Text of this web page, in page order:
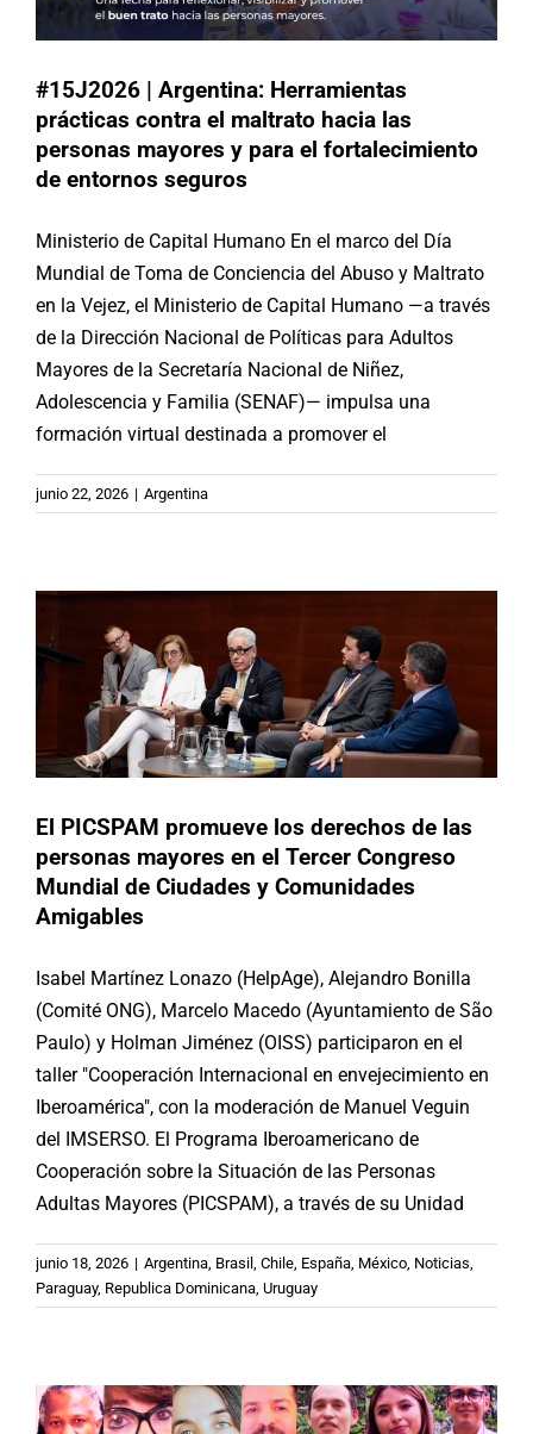
#15J2026 | Argentina: Herramientas
prácticas contra el maltrato hacia las
personas mayores y para el fortalecimiento
de entornos seguros
Ministerio de Capital Humano En el marco del Día
Mundial de Toma de Conciencia del Abuso y Maltrato
en la Vejez, el Ministerio de Capital Humano —a través
de la Dirección Nacional de Políticas para Adultos
Mayores de la Secretaría Nacional de Niñez,
Adolescencia y Familia (SENAF)— impulsa una
formación virtual destinada a promover el
junio 22, 2026 | Argentina
El PICSPAM promueve los derechos
de las personas mayores en el
Tercer Congreso Mundial de
Paraguay Republica Dominicana Uruguay
El PICSPAM promueve los derechos de las
personas mayores en el Tercer Congreso
Mundial de Ciudades y Comunidades
Amigables
Isabel Martínez Lonazo (HelpAge), Alejandro Bonilla
(Comité ONG), Marcelo Macedo (Ayuntamiento de São
Paulo) y Holman Jiménez (OISS) participaron en el
taller "Cooperación Internacional en envejecimiento en
Iberoamérica", con la moderación de Manuel Veguin
del IMSERSO. El Programa Iberoamericano de
Cooperación sobre la Situación de las Personas
Adultas Mayores (PICSPAM), a través de su Unidad
junio 18, 2026 | Argentina, Brasil , Chile, España, México, Noticias,
Paraguay, Republica Dominicana, Uruguay
Videos | PICSPAM: «Promovamos
estrategias y entornos para
transformar la vida de las personas
mayores en Iberoamérica: menos
Argentina Brasil Chile España México Paraguay
Republica Dominicana Uruguay Videos